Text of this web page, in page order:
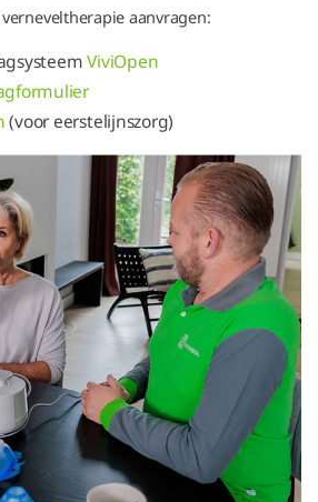
aanvragen:
ViviOpen
(voor eerstelijnszorg)